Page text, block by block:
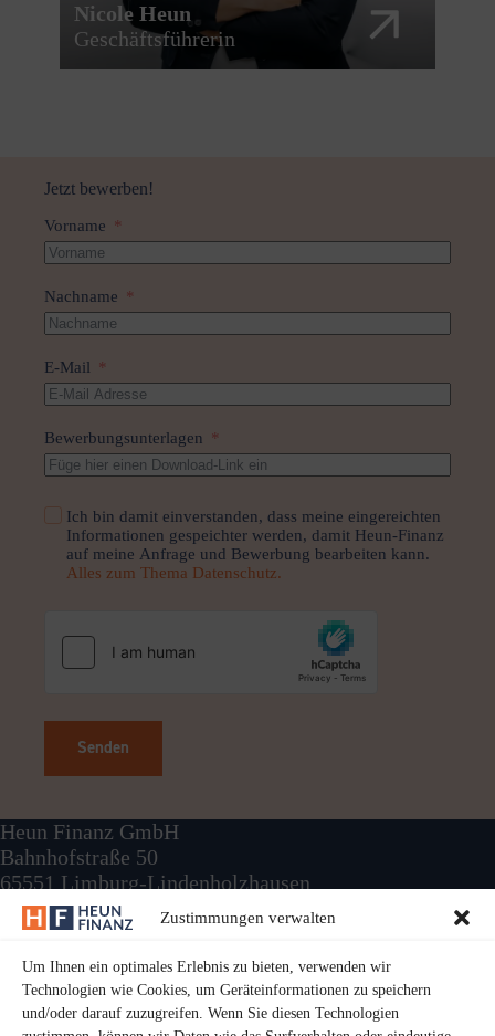
Zustimmungen verwalten
Um Ihnen ein optimales Erlebnis zu bieten, verwenden wir
Technologien wie Cookies, um Geräteinformationen zu speichern
und/oder darauf zuzugreifen. Wenn Sie diesen Technologien
Nicole Heun
Geschäfts­füh­rerin
Nicole Heun
Mobil: +49 157 725 453 85
E‑Mail: nicole.heun@heun-finanz.de
Per E‑Mail kontak­tieren
Jetzt bewerben!
Vorname
Nachname
E-Mail
Bewerbungsunterlagen
Ich bin damit einverstanden, dass meine eingereichten
Informationen gespeichter werden, damit Heun-Finanz
auf meine Anfrage und Bewerbung bearbeiten kann.
Alles zum Thema Datenschutz.
Senden
Heun Finanz GmbH
Bahnhofstraße 50
65551 Limburg-Lindenholzhausen
E-Mail: info@heun-finanz.de